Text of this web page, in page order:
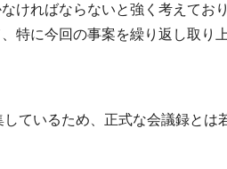
ければならないと強く考えており
特に今回の事案を繰り返し取り
ているため、正式な会議録とは